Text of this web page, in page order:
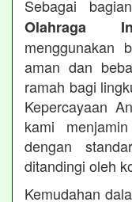
Sebagai
Olahraga
menggunakan
aman dan
ramah bagi
Kepercayaan
kami
dengan
ditandingi oleh
Kemudahan